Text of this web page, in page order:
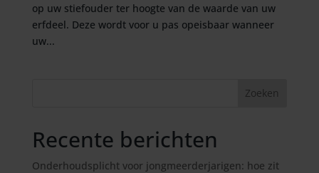
op uw stiefouder ter hoogte van de waarde van uw
erfdeel. Deze wordt voor u pas opeisbaar wanneer
uw...
Recente berichten
Onderhoudsplicht voor jongmeerderjarigen: hoe zit